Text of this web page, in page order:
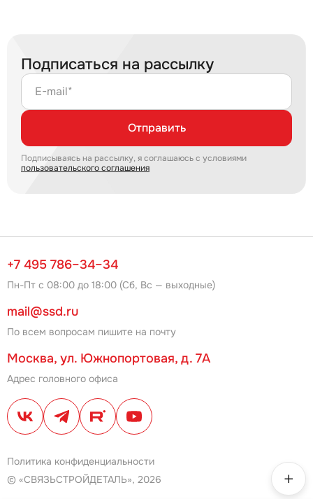
Подписаться на рассылку
E-mail*
Отправить
Подписываясь на рассылку, я соглашаюсь с условиями
пользовательского соглашения
+7 495 786–34–34
Пн-Пт с 08:00 до 18:00 (Сб, Вс — выходные)
mail@ssd.ru
По всем вопросам пишите на почту
Москва, ул. Южнопортовая, д. 7А
Адрес головного офиса
Политика конфиденциальности
© «СВЯЗЬСТРОЙДЕТАЛЬ», 2026